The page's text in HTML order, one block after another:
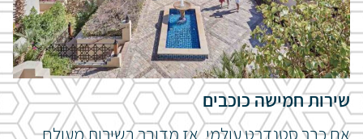
שירות חמישה כוכבים
אם כבר סטנדרט עולמי, אז מדובר בשירות מעולם